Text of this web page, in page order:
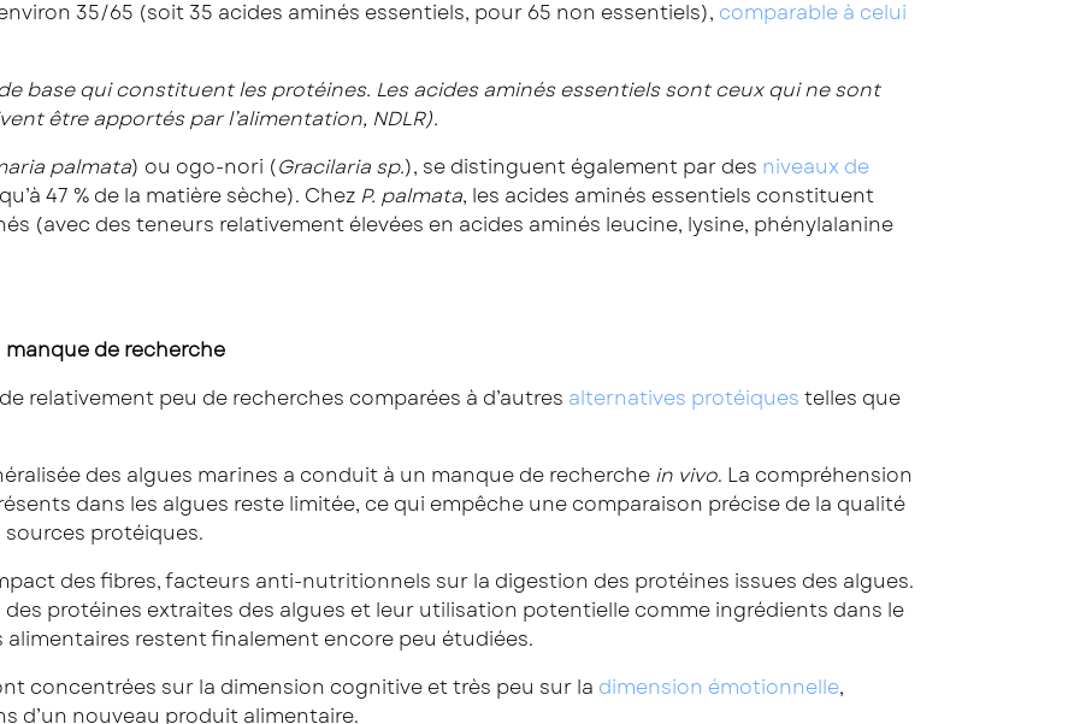
35/65 (soit 35 acides aminés essentiels, pour 65 non essentiels), comparable à celui
base qui constituent les protéines. Les acides aminés essentiels sont ceux qui ne sont
être apportés par l’alimentation, NDLR).
palmata) ou ogo-nori (Gracilaria sp.), se distinguent également par des niveaux de
47 % de la matière sèche). Chez P. palmata, les acides aminés essentiels constituent
(avec des teneurs relativement élevées en acides aminés leucine, lysine, phénylalanine
manque de recherche
relativement peu de recherches comparées à d’autres alternatives protéiques telles que
des algues marines a conduit à un manque de recherche in vivo. La compréhension
dans les algues reste limitée, ce qui empêche une comparaison précise de la qualité
sources protéiques.
des fibres, facteurs anti-nutritionnels sur la digestion des protéines issues des algues.
protéines extraites des algues et leur utilisation potentielle comme ingrédients dans le
restent finalement encore peu étudiées.
concentrées sur la dimension cognitive et très peu sur la dimension émotionnelle,
d’un nouveau produit alimentaire.